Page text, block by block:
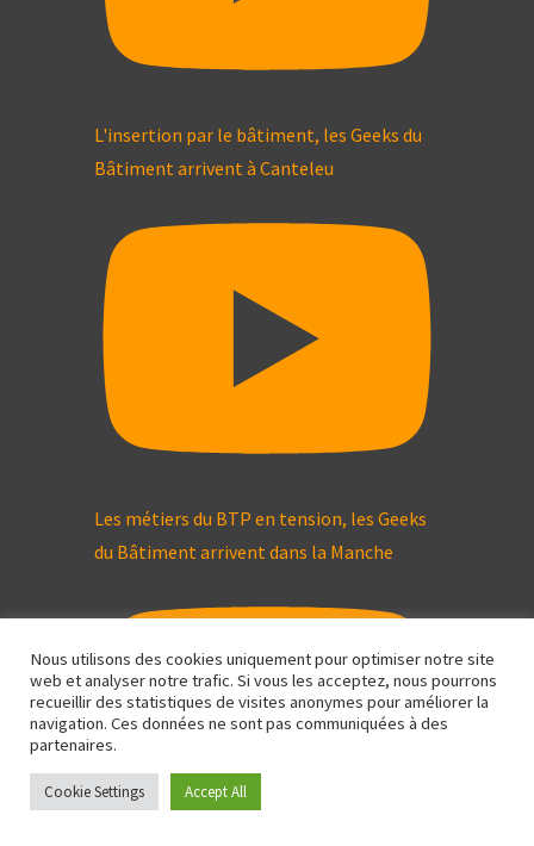
L'insertion par le bâtiment, les Geeks du
Bâtiment arrivent à Canteleu
Les métiers du BTP en tension, les Geeks
du Bâtiment arrivent dans la Manche
Nous utilisons des cookies uniquement pour optimiser notre site
web et analyser notre trafic. Si vous les acceptez, nous pourrons
recueillir des statistiques de visites anonymes pour améliorer la
navigation. Ces données ne sont pas communiquées à des
partenaires.
Cookie Settings Accept All